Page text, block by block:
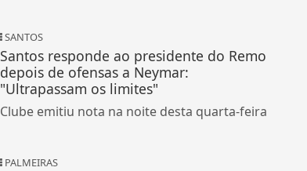
SANTOS
Santos responde ao presidente do Remo
depois de ofensas a Neymar:
"Ultrapassam os limites"
Clube emitiu nota na noite desta quarta-feira
PALMEIRAS